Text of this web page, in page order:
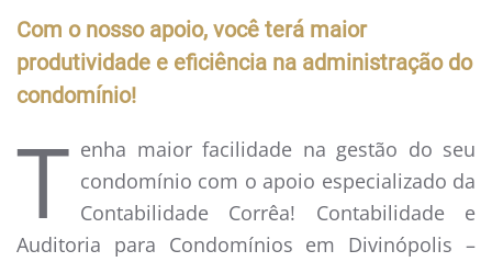
Com o nosso apoio, você terá maior
produtividade e eficiência na administração do
condomínio!
T enha maior facilidade na gestão do seu
condomínio com o apoio especializado da
Contabilidade Corrêa! Contabilidade e
Auditoria para Condomínios em Divinópolis –